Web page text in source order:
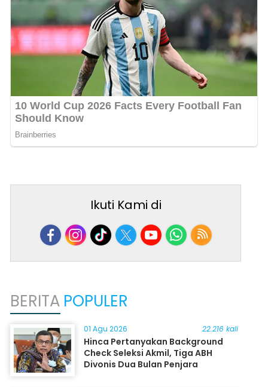
Ikuti Kami di
BERITA POPULER
01 Agu 2026 22.216 kali
Hinca Pertanyakan Background
Check Seleksi Akmil, Tiga ABH
Divonis Dua Bulan Penjara